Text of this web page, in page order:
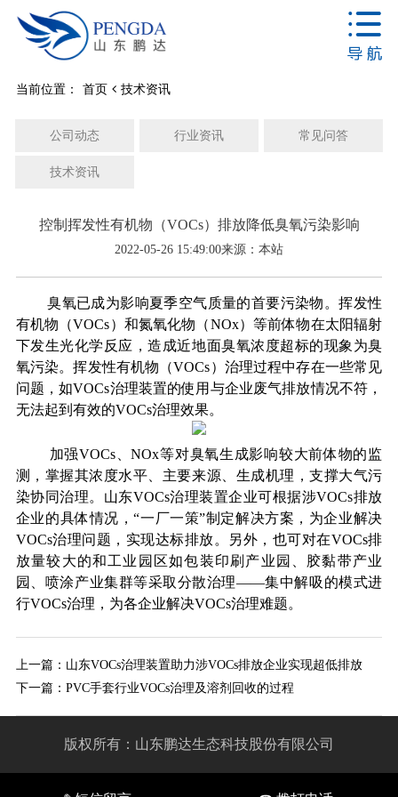
当前位置： 首页 技术资讯
公司动态 行业资讯 常见问答
技术资讯
控制挥发性有机物（VOCs）排放降低臭氧污染影响
2022-05-26 15:49:00来源：本站
臭氧已成为影响夏季空气质量的首要污染物。挥发性
有机物（VOCs）和氮氧化物（NOx）等前体物在太阳辐射
下发生光化学反应，造成近地面臭氧浓度超标的现象为臭
氧污染。挥发性有机物（VOCs）治理过程中存在一些常见
问题，如VOCs治理装置的使用与企业废气排放情况不符，
无法起到有效的VOCs治理效果。
加强VOCs、NOx等对臭氧生成影响较大前体物的监
测，掌握其浓度水平、主要来源、生成机理，支撑大气污
染协同治理。山东VOCs治理装置企业可根据涉VOCs排放
企业的具体情况，“一厂一策”制定解决方案，为企业解决
VOCs治理问题，实现达标排放。另外，也可对在VOCs排
放量较大的和工业园区如包装印刷产业园、胶黏带产业
园、喷涂产业集群等采取分散治理——集中解吸的模式进
行VOCs治理，为各企业解决VOCs治理难题。
上一篇： 山东VOCs治理装置助力涉VOCs排放企业实现超低排放
下一篇： PVC手套行业VOCs治理及溶剂回收的过程
版权所有：山东鹏达生态科技股份有限公司